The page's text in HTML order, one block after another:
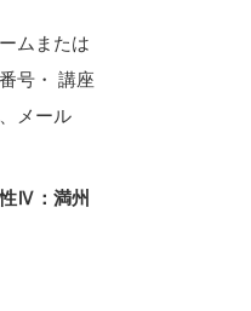
ムまたは
号・ 講座
メール
Ⅳ：満州